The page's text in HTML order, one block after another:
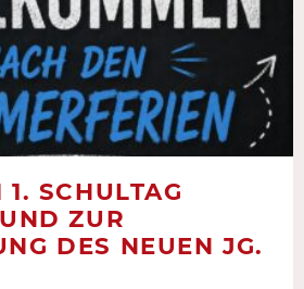
SCHULTAG
ZUR
DES NEUEN JG.